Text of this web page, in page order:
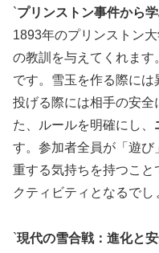
`プリンストン事件から学
1893年のプリンストン
の教訓を与えてくれます
です。雪玉を作る際には
投げる際には相手の安全
た、ルールを明確にし、
す。参加者全員が「遊
重する気持ちを持つこ
クティビティとなるでし
`現代の雪合戦：進化と